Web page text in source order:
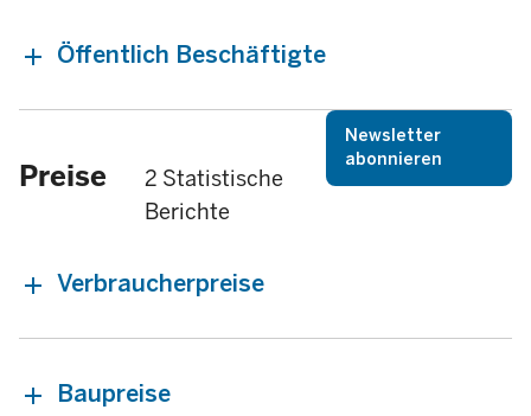
Öffentlich Beschäftigte
Preise
2 Statistische
Berichte
Newsletter
abonnieren
Verbraucherpreise
Baupreise